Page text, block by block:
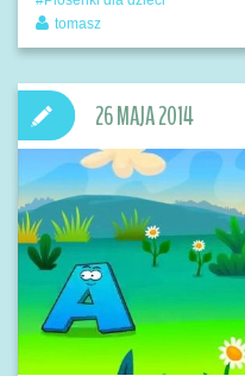
tomasz
26 MAJA 2014